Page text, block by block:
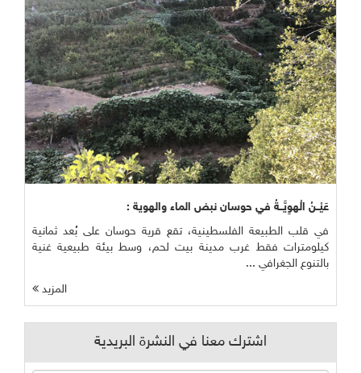
عَيْــنُ الْهوِيَّــةُ في حوسان نبض الماء والهوية :
في قلب الطبيعة الفلسطينية، تقع قرية حوسان على بُعد ثمانية
كيلومترات فقط غرب مدينة بيت لحم، وسط بيئة طبيعية غنية
بالتنوع الجغرافي ...
المزيد
اشترك معنا في النشرة البريدية